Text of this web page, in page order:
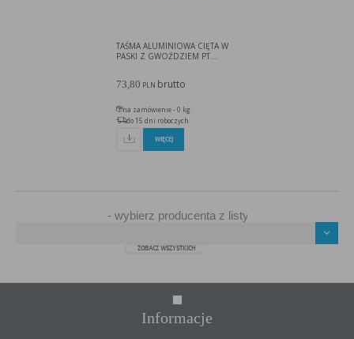
Ograniczenie stosowania plików „cookies”, może wpłynąć na niektóre funkcjonalności dostępne
TAŚMA ALUMINIOWA CIĘTA W
PASKI Z GWOŹDZIEM PT...
73,80 PLN brutto
na zamówienie - 0 kg.
do 15 dni roboczych
WIĘCEJ
ZOBACZ WSZYSTKICH
Informacje